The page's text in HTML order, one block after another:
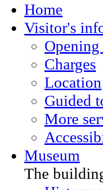
Home
Visitor's
Charges
Location
Guided
More
Museum
The